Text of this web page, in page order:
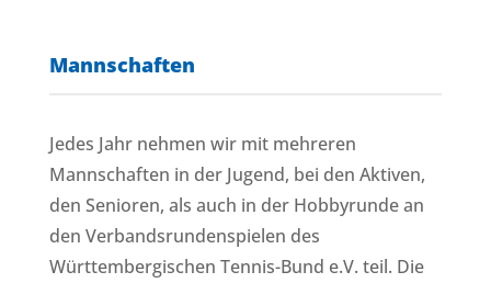
Mannschaften
Jedes Jahr nehmen wir mit mehreren
Mannschaften in der Jugend, bei den Aktiven,
den Senioren, als auch in der Hobbyrunde an
den Verbandsrundenspielen des
Württembergischen Tennis-Bund e.V. teil. Die